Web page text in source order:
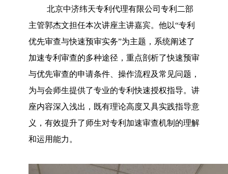
北京中济纬天专利代理有限公司专利二部
主管郭杰文担任本次讲座主讲嘉宾。他以“专利
优先审查与快速预审实务”为主题，系统阐述了
加速专利审查的多种途径，重点剖析了快速预审
与优先审查的申请条件、操作流程及常见问题，
为与会师生提供了专业的专利快速授权指导。讲
座内容深入浅出，既有理论高度又具实践指导意
义，有效提升了师生对专利加速审查机制的理解
和运用能力。